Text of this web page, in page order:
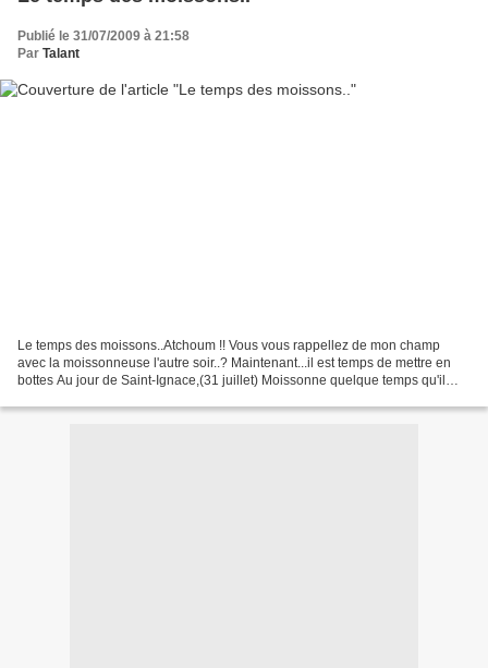
Publié le 31/07/2009 à 21:58
Par Talant
Le temps des moissons..Atchoum !! Vous vous rappellez de mon champ
avec la moissonneuse l'autre soir..? Maintenant...il est temps de mettre en
bottes Au jour de Saint-Ignace,(31 juillet) Moissonne quelque temps qu'il